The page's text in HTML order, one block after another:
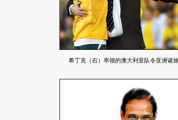
希丁克（右）率领的澳大利亚队令亚洲诸旅